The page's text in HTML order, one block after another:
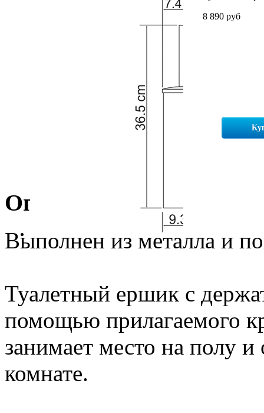
8 890 руб
Описание
Выполнен из металла и
Туалетный ершик с
помощью прилагаемого
занимает место на полу и
комнате.